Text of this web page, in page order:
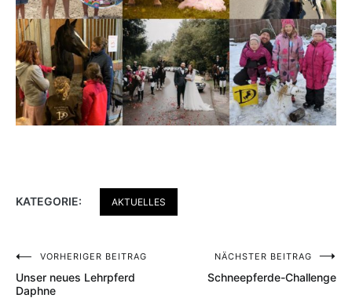
KATEGORIE: AKTUELLES
Beitragsnavigation
VORHERIGER BEITRAG
Unser neues Lehrpferd
Daphne
NÄCHSTER BEITRAG
Schneepferde-Challenge